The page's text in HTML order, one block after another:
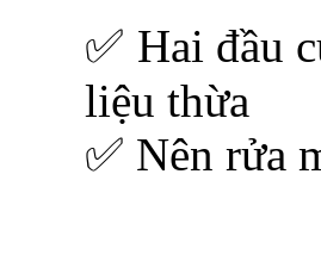
✅ Hai đầu
liệu thừa
✅ Nên rửa